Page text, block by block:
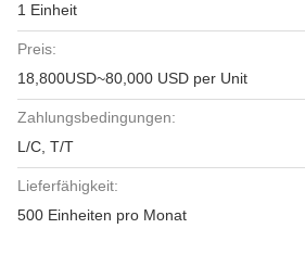
1 Einheit
Preis:
18,800USD~80,000 USD per Unit
Zahlungsbedingungen:
L/C, T/T
Lieferfähigkeit:
500 Einheiten pro Monat